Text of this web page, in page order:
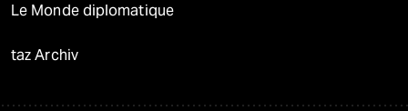
Le Monde diplomatique
taz Archiv